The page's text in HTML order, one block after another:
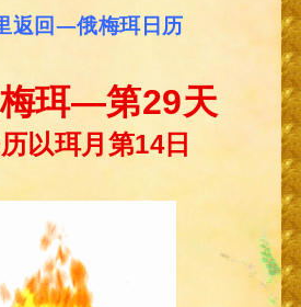
返回—俄梅珥日历
珥—第29天
以珥月第14日